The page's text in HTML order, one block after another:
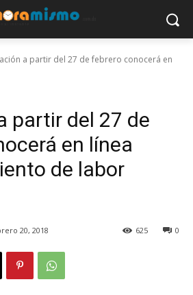
a partir del 27 de febrero conocerá en
partir del 27 de
en línea
de labor
20, 2018 0
625